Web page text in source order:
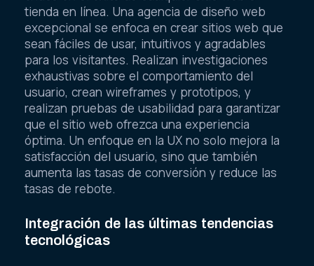
tienda en línea. Una agencia de diseño web
excepcional se enfoca en crear sitios web que
sean fáciles de usar, intuitivos y agradables
para los visitantes. Realizan investigaciones
exhaustivas sobre el comportamiento del
usuario, crean wireframes y prototipos, y
realizan pruebas de usabilidad para garantizar
que el sitio web ofrezca una experiencia
óptima. Un enfoque en la UX no solo mejora la
satisfacción del usuario, sino que también
aumenta las tasas de conversión y reduce las
tasas de rebote.
Integración de las últimas tendencias
tecnológicas